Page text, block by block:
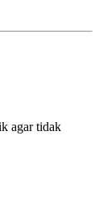
agar tidak